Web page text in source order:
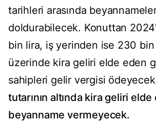
tarihleri arasında
doldurabilecek. Konuttan
bin lira, iş yerinden ise 230 bin
üzerinde kira geliri elde eden
sahipleri gelir vergisi
tutarının altında kira geliri
beyanname vermeyecek.